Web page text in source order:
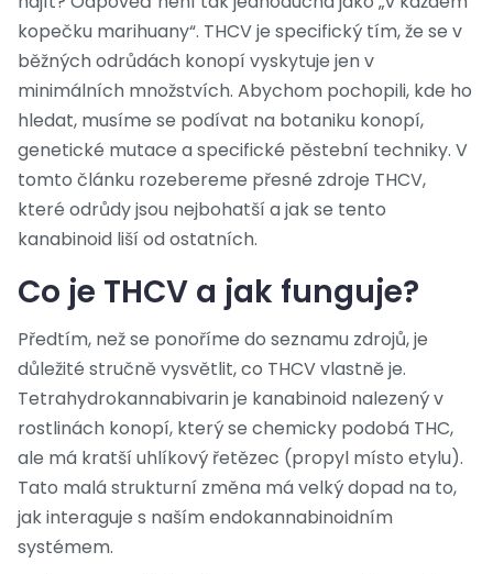
kopečku marihuany“. THCV je specifický tím, že se v
běžných odrůdách konopí vyskytuje jen v
minimálních množstvích. Abychom pochopili, kde ho
hledat, musíme se podívat na botaniku konopí,
genetické mutace a specifické pěstební techniky. V
tomto článku rozebereme přesné zdroje THCV,
které odrůdy jsou nejbohatší a jak se tento
kanabinoid liší od ostatních.
Co je THCV a jak funguje?
Předtím, než se ponoříme do seznamu zdrojů, je
důležité stručně vysvětlit, co THCV vlastně je.
Tetrahydrokannabivarinje kanabinoid nalezený v
rostlinách konopí, který se chemicky podobá THC,
ale má kratší uhlíkový řetězec (propyl místo etylu).
Tato malá strukturní změna má velký dopad na to,
jak interaguje s naším endokannabinoidním
systémem.